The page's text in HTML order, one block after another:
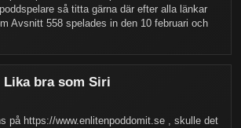
så titta gärna där efter alla länkar
Avsnitt 558 spelades in den 10 februari och
Lika bra som Siri
på https://www.enlitenpoddomit.se , skulle det